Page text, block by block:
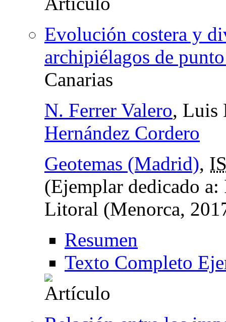
Evolución costera y
archipiélagos de
Canarias
N. Ferrer Valero, Luis
Hernández Cordero
Geotemas (Madrid),
(Ejemplar dedicado
Litoral (Menorca,
Resumen
Texto Completo